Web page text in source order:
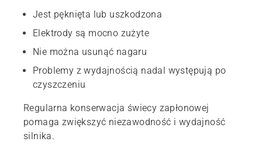
Jest pęknięta lub uszkodzona
Elektrody są mocno zużyte
Nie można usunąć nagaru
Problemy z wydajnością nadal występują po
czyszczeniu
Regularna konserwacja świecy zapłonowej
pomaga zwiększyć niezawodność i wydajność
silnika.